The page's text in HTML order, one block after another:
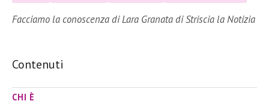
Facciamo la conoscenza di Lara Granata di Striscia la Notizia
Contenuti
CHI È